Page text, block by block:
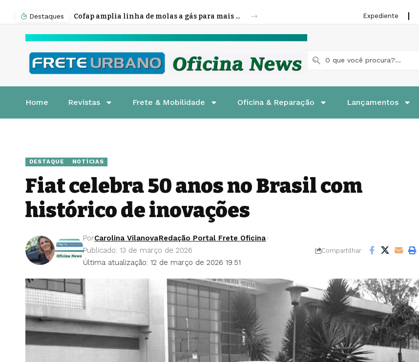
Destaques Cofap amplia linha de molas a gás para mais veículos leves e pesados Expediente
Home Revistas Frete & Mobilidade Oficina & Reparação Lançamentos
DESTAQUE NOTÍCIAS
Fiat celebra 50 anos no Brasil com
histórico de inovações
Última atualização: 12 de março de 2026 19:51
PorCarolina VilanovaRedação Portal Frete Oficina
Publicado: 13 de março de 2026
Compartilhar